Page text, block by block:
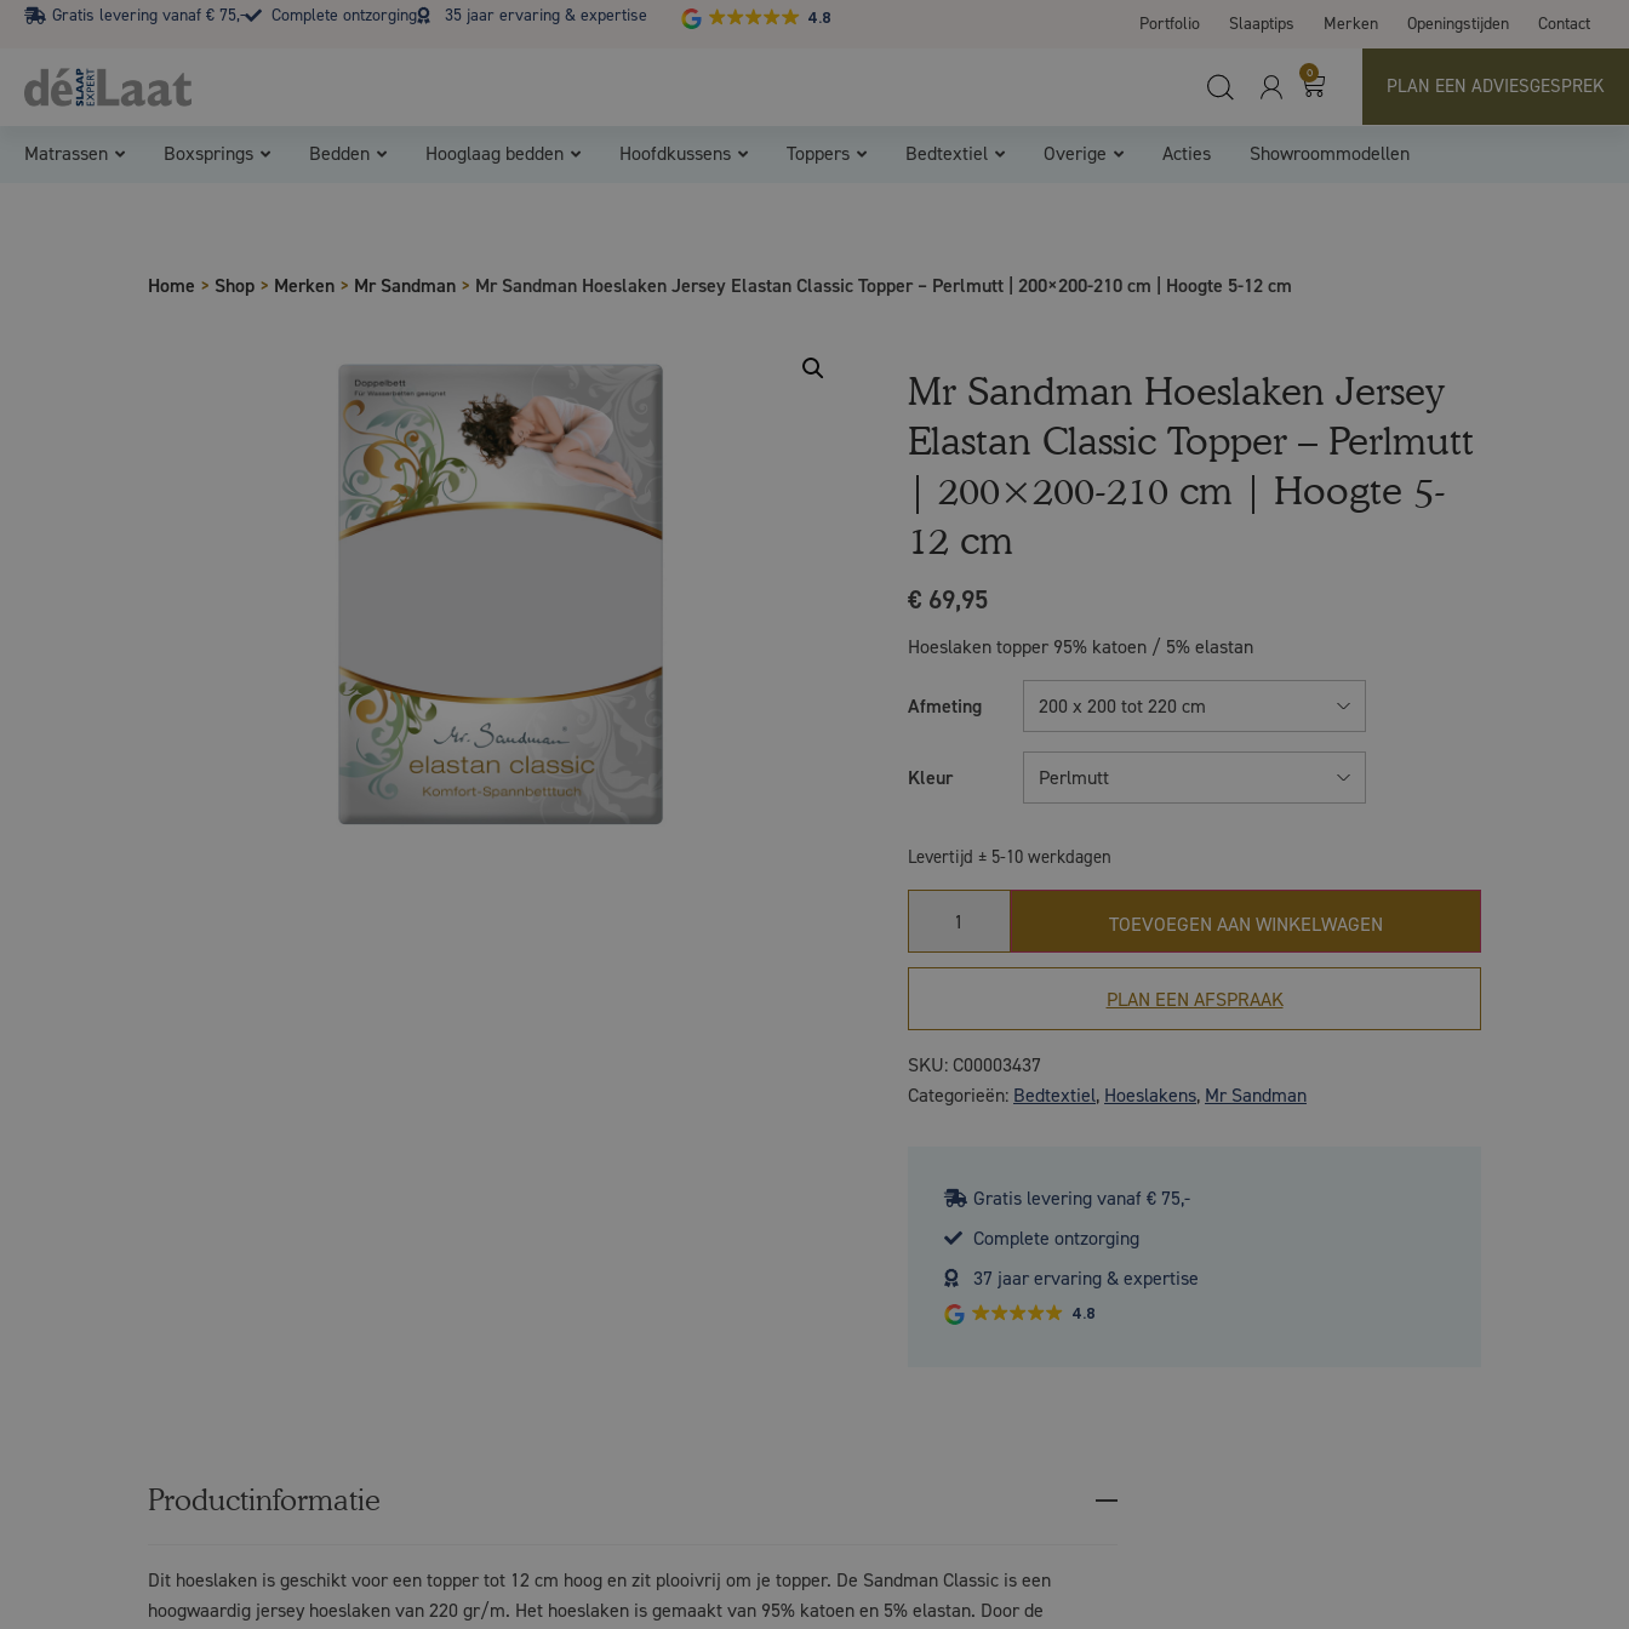
Gratis levering vanaf € 75,- Complete ontzorging 35 jaar ervaring & expertise 4.8 Portfolio Slaaptips Merken Openingstijden Contact
Koopzondag 29 maart in Bladel van 13.00 - 17.00
0
PLAN EEN ADVIESGESPREK
Matrassen Boxsprings Bedden Hooglaag bedden Hoofdkussens Toppers Bedtextiel Overige Acties Showroommodellen
Home > Shop > Merken > Mr Sandman > Mr Sandman Hoeslaken Jersey Elastan Classic Topper – Perlmutt | 200×200-210 cm | Hoogte 5-12 cm
Mr Sandman Hoeslaken Jersey
Elastan Classic Topper – Perlmutt
| 200×200-210 cm | Hoogte 5-
12 cm
€ 69,95
Hoeslaken topper 95% katoen / 5% elastan
Afmeting 200 x 200 tot 220 cm
Kleur Perlmutt
Levertijd ± 5-10 werkdagen
TOEVOEGEN AAN WINKELWAGEN
PLAN EEN AFSPRAAK
SKU: C00003437
Categorieën: Bedtextiel, Hoeslakens, Mr Sandman
Gratis levering vanaf € 75,-
Complete ontzorging
37 jaar ervaring & expertise
4.8
Productinformatie
Dit hoeslaken is geschikt voor een topper tot 12 cm hoog en zit plooivrij om je topper. De Sandman Classic is een
hoogwaardig jersey hoeslaken van 220 gr/m. Het hoeslaken is gemaakt van 95% katoen en 5% elastan. Door de